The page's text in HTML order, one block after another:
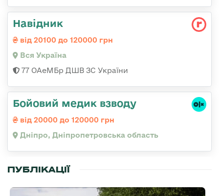
Навідник
від 20100 до 120000 грн
Вся Україна
77 ОАеМБр ДШВ ЗС України
Бойовий медик взводу
від 20000 до 120000 грн
Дніпро, Дніпропетровська область
ПУБЛІКАЦІЇ